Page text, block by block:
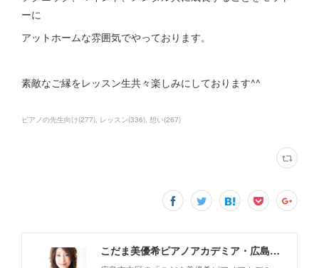
ーに
アットホームな雰囲気でやっております。
素敵なご縁をレッスン生共々楽しみにしております^^
ピアノの先生向け(277) レッスン(336) 想い(267)
こだま美優希ピアノアカデミア・広島市中区